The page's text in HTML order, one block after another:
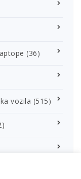
(36)
vozila (515)